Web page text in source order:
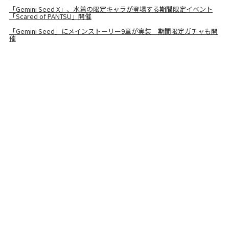
「Gemini Seed X」、水着の限定キャラが登場する期間限定イベント
「Scared of PANTSU」開催
「Gemini Seed」にメインストーリー9章が実装 期間限定ガチャも開
催